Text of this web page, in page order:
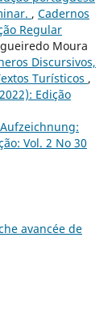
, Cadernos
Regular
Moura
Discursivos,
Turísticos ,
Edição
Vol. 2 No 30
avancée de